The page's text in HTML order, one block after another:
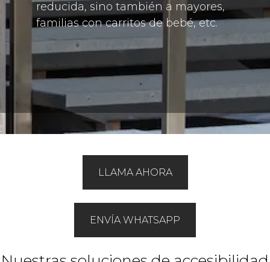
reducida, sino también a mayores,
familias con carritos de bebé, etc.
LLAMA AHORA
ENVÍA WHATSAPP